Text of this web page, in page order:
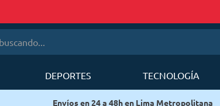
DEPORTES TECNOLOGÍA
Envíos en 24 a 48h en Lima Metropolitana
Términos más buscados
mobi garden